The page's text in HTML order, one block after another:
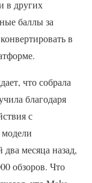
в других
баллы за
в
что собрала
благодаря
с
модели
два месяца назад,
обзоров. Что